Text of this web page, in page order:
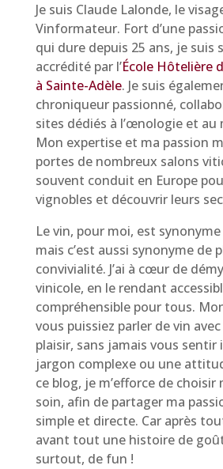
Je suis Claude Lalonde, le
Vinformateur. Fort d’une
qui dure depuis 25 ans, je suis
accrédité par l’École Hôtelière
à Sainte-Adèle. Je suis
chroniqueur passionné,
sites dédiés à l’œnologie et au
Mon expertise et ma passion
portes de nombreux salons
souvent conduit en Europe
vignobles et découvrir leurs
Le vin, pour moi, est
mais c’est aussi synonyme de
convivialité. J’ai à cœur de
vinicole, en le rendant
compréhensible pour tous.
vous puissiez parler de vin
plaisir, sans jamais vous
jargon complexe ou une
ce blog, je m’efforce de choisir
soin, afin de partager ma
simple et directe. Car après
avant tout une histoire de
surtout, de fun !